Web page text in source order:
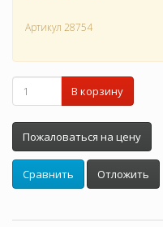
Артикул 28754
В корзину
Пожаловаться на цену
Сравнить Отложить